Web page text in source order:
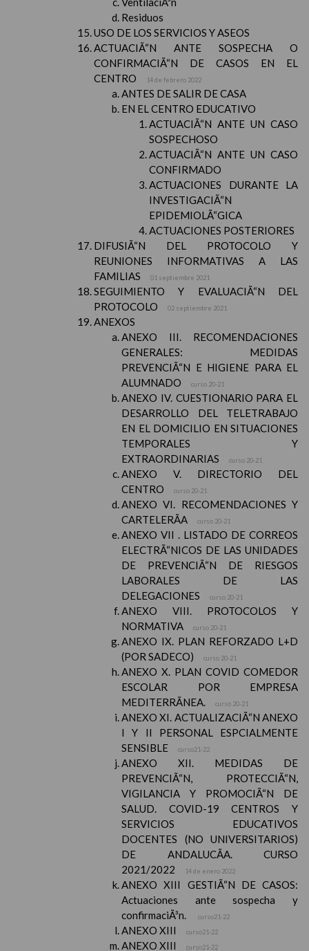
Residuos
USO DE LOS SERVICIOS Y ASEOS
ACTUACIÃ“N ANTE SOSPECHA O
CONFIRMACIÃ“N DE CASOS EN EL
CENTRO
14 de febrero 2022
ANTES DE SALIR DE CASA
EN EL CENTRO EDUCATIVO
ACTUACIÃ“N ANTE UN CASO
SOSPECHOSO
ACTUACIÃ“N ANTE UN CASO
CONFIRMADO
ACTUACIONES DURANTE LA
INVESTIGACIÃ“N
EPIDEMIOLÃ“GICA
ACTUACIONES POSTERIORES
DIFUSIÃ“N DEL PROTOCOLO Y
REUNIONES INFORMATIVAS A LAS
FAMILIAS
01 septiembre 2021
SEGUIMIENTO Y EVALUACIÃ“N DEL
PROTOCOLO
02 septiembre 2021
ANEXOS
ANEXO III. RECOMENDACIONES
GENERALES: MEDIDAS
PREVENCIÃ“N E HIGIENE PARA EL
ALUMNADO
curso 20-21
ANEXO IV. CUESTIONARIO PARA EL
DESARROLLO DEL TELETRABAJO
EN EL DOMICILIO EN SITUACIONES
TEMPORALES Y
EXTRAORDINARIAS
curso 20-21
ANEXO V. DIRECTORIO DEL
CENTRO
curso 20-21
ANEXO VI. RECOMENDACIONES Y
CARTELERÃA
curso 20-21
ANEXO VII . LISTADO DE CORREOS
ELECTRÃ“NICOS DE LAS UNIDADES
DE PREVENCIÃ“N DE RIESGOS
LABORALES DE LAS
DELEGACIONES
curso 20-21
ANEXO VIII. PROTOCOLOS Y
NORMATIVA
curso 20-21
ANEXO IX. PLAN REFORZADO L+D
(POR SADECO)
curso 20-21
ANEXO X. PLAN COVID COMEDOR
ESCOLAR POR EMPRESA
MEDITERRÃNEA.
curso 20-21
ANEXO XI. ACTUALIZACIÃ“N ANEXO
I Y II PERSONAL ESPCIALMENTE
SENSIBLE
curso21-22
ANEXO XII. MEDIDAS DE
PREVENCIÃ“N, PROTECCIÃ“N,
VIGILANCIA Y PROMOCIÃ“N DE
SALUD. COVID-19 CENTROS Y
SERVICIOS EDUCATIVOS
DOCENTES (NO UNIVERSITARIOS)
DE ANDALUCÃA. CURSO
2021/2022
14 de enero 2022
ANEXO XIII GESTIÃ“N DE CASOS:
Actuaciones ante sospecha y
confirmaciÃ³n.
curso21-22
ANEXO XIII curso21-22
ANEXO XIII curso21-22